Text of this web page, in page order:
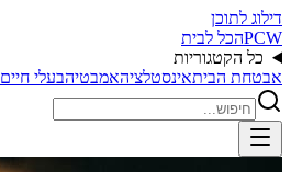
דילוג לתוכן
PCWהכל לבית
כל הקטגוריות
אבטחת הביתאינסטלציהאמבטיהבעלי חיים